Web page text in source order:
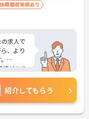
暇取得実績あり
求人で
、より
修があり
という
取得も
れたい
紹介してもらう